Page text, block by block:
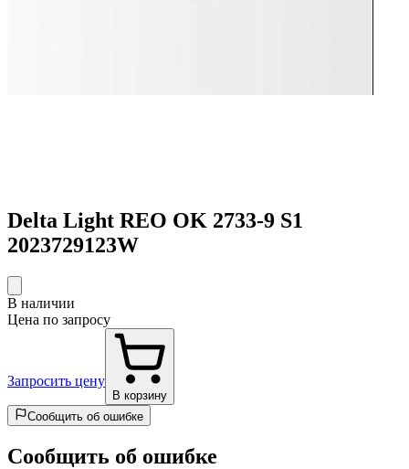
Delta Light REO OK 2733-9 S1
2023729123W
В наличии
Цена по запросу
Запросить цену
В корзину
Сообщить об ошибке
Сообщить об ошибке